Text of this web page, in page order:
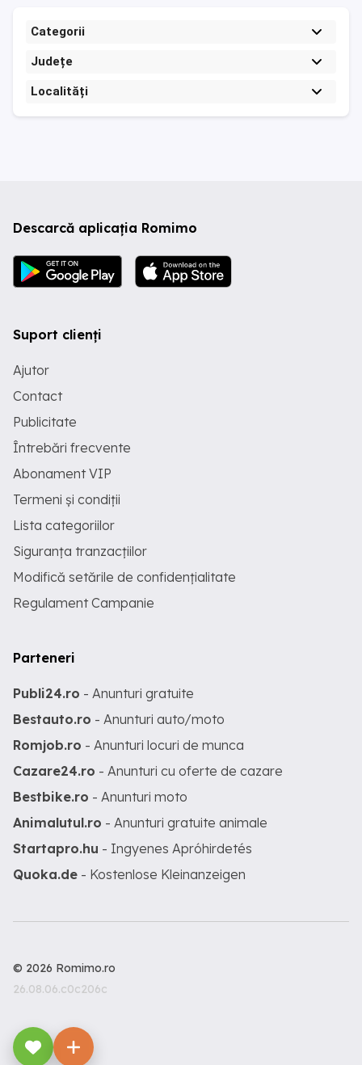
Categorii
Județe
Localități
Descarcă aplicația Romimo
Suport clienți
Ajutor
Contact
Publicitate
Întrebări frecvente
Abonament VIP
Termeni și condiții
Lista categoriilor
Siguranța tranzacțiilor
Modifică setările de confidențialitate
Regulament Campanie
Parteneri
Publi24.ro - Anunturi gratuite
Bestauto.ro - Anunturi auto/moto
Romjob.ro - Anunturi locuri de munca
Cazare24.ro - Anunturi cu oferte de cazare
Bestbike.ro - Anunturi moto
Animalutul.ro - Anunturi gratuite animale
Startapro.hu - Ingyenes Apróhirdetés
Quoka.de - Kostenlose Kleinanzeigen
© 2026 Romimo.ro
26.08.06.c0c206c